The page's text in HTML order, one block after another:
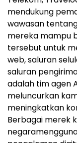
mendukung
wawasan
mereka mampu
tersebut untuk
web, saluran
saluran
adalah tim agen
meluncurkan
meningkatkan
Berbagai merek